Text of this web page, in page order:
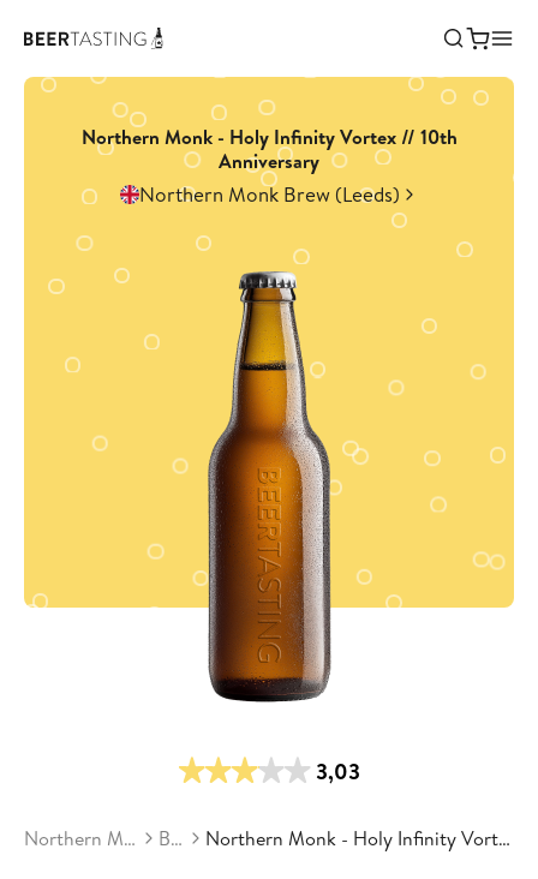
Northern Monk - Holy Infinity Vortex // 10th
Anniversary
Northern Monk Brew (Leeds)
3,03
Northern Monk Brew Biere Northern Monk - Holy Infinity Vortex // 10th Anniversary